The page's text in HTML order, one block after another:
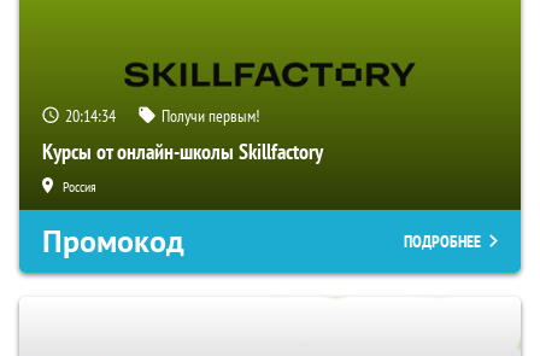
20:14:33 Получи первым!
Курсы от онлайн-школы Skillfactory
Россия
Промокод ПОДРОБНЕЕ